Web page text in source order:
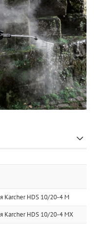
Karcher HDS 10/20-4 M
Karcher HDS 10/20-4 MX